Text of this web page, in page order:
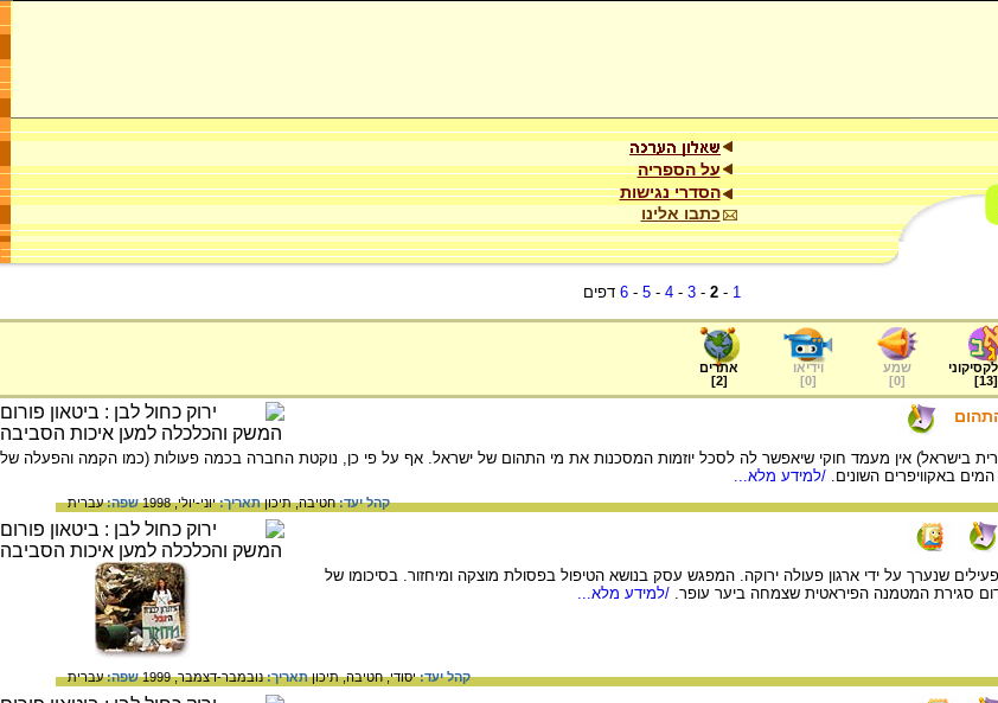
על הספריה
הסדרי נגישות
כתבו אלינו
1
-
2
-
3
-
4
-
5
-
6 דפים
[
13
]
שמע
[
0
]
וידיאו
[
0
]
אתרים
[
2
]
בישראל) אין מעמד חוקי שיאפשר לה לסכל יוזמות המסכנות את מי התהום של ישראל. אף על פי כן, נוקטת החברה בכמה פעולות (כמו הקמה והפעלה של
באקוויפרים השונים. /למידע מלא...
קהל יעד:חטיבה,תיכוןתאריך:יוני-יולי, 1998 שפה:עברית
שנערך על ידי ארגון פעולה ירוקה. המפגש עסק בנושא הטיפול בפסולת מוצקה ומיחזור. בסיכומו של
סגירת המטמנה הפיראטית שצמחה ביער עופר. /למידע מלא...
קהל יעד:יסודי,חטיבה,תיכוןתאריך:נובמבר-דצמבר, 1999 שפה:עברית